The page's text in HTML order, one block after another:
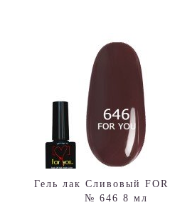
Гель лак Сливовый
№ 646 8 мл